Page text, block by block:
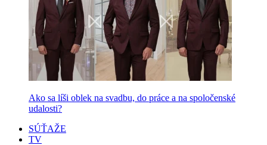
Ako sa líši oblek na svadbu, do práce a na spoločenské
udalosti?
SÚŤAŽE
TV